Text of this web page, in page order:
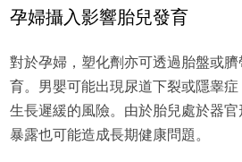
孕婦攝入影響胎兒發育
對於孕婦，塑化劑亦可透過胎盤或
育。男嬰可能出現尿道下裂或隱睾
生長遲緩的風險。由於胎兒處於器
暴露也可能造成長期健康問題。